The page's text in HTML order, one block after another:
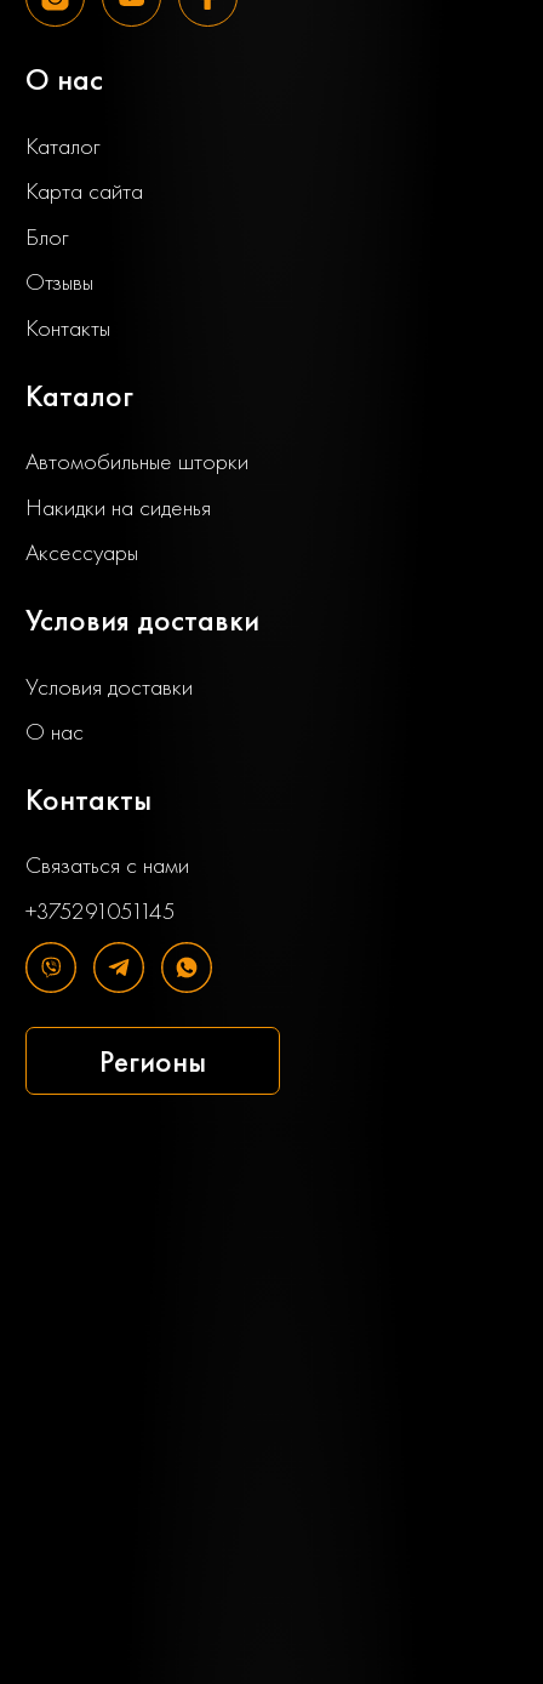
О нас
Каталог
Карта сайта
Блог
Отзывы
Контакты
Каталог
Автомобильные шторки
Накидки на сиденья
Аксессуары
Условия доставки
Условия доставки
О нас
Контакты
Связаться с нами
+375291051145
Регионы